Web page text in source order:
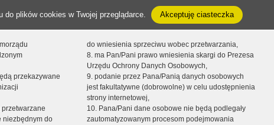
plików cookies w Twojej przeglądarce. Akceptuję ciasteczka
przekazywane
niezbędnym do
do wniesienia sprzeciwu wobec przetwarzania,
8. ma Pan/Pani prawo wniesienia skargi do Prezesa
Urzędu Ochrony Danych Osobowych,
9. podanie przez Pana/Panią danych osobowych
jest fakultatywne (dobrowolne) w celu udostępnienia
strony internetowej,
10. Pana/Pani dane osobowe nie będą podlegały
zautomatyzowanym procesom podejmowania